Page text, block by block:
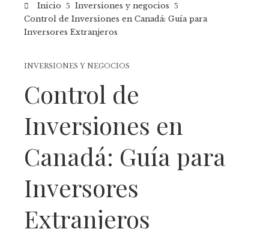
Inicio
Inversiones y negocios
Control de Inversiones en Canadá: Guía para
Inversores Extranjeros
INVERSIONES Y NEGOCIOS
Control de
Inversiones en
Canadá: Guía para
Inversores
Extranjeros